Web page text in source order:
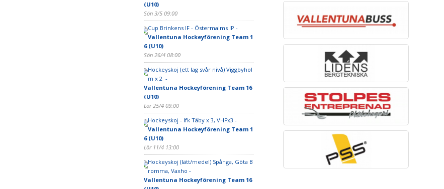
(U10)
Sön 3/5 09:00
Cup Brinkens IF - Östermalms IP -
Vallentuna Hockeyförening Team 1
6 (U10)
Sön 26/4 08:00
Hockeyskoj (ett lag svår nivå) Viggbyhol
m x 2 -
Vallentuna Hockeyförening Team 16
(U10)
Lör 25/4 09:00
Hockeyskoj - Ifk Täby x 3, VHFx3 -
Vallentuna Hockeyförening Team 1
6 (U10)
Lör 11/4 13:00
Hockeyskoj (lätt/medel) Spånga, Göta B
romma, Vaxho -
Vallentuna Hockeyförening Team 16